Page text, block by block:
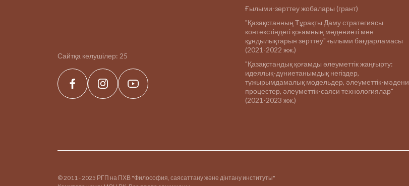
Сайтқа келушілер: 25
Ғылыми-зерттеу жобалары (грант)
"Қазақстанның Тұрақты Даму стратегиясы
контекстіндегі қоғамның мәдениеті мен
құндылықтарын зерттеу" ғылыми бағдарламасы
(2021-2022 жж.)
"Қазақстандық қоғамды әлеуметтік жаңғырту:
идеялық-дүниетанымдық негіздер,
тұжырымдамалық модельдер, әлеуметтік-мәдени
процестер, әлеуметтік-саяси технологиялар"
(2021-2023 жж.)
© 2011 - 2025 РГП на ПХВ "Философия, саясаттану және дінтану институты"